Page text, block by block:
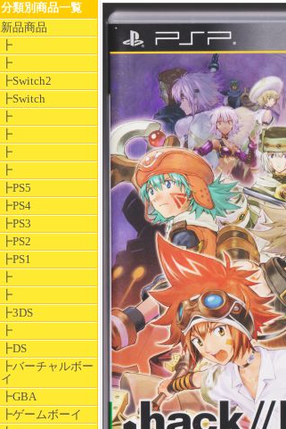
分類別商品一覧
新品商品
┣
┣
┣Switch2
┣Switch
┣
┣
┣
┣
┣PS5
┣PS4
┣PS3
┣PS2
┣PS1
┣
┣
┣3DS
┣
┣DS
┣バーチャルボー
イ
┣GBA
┣ゲームボーイ